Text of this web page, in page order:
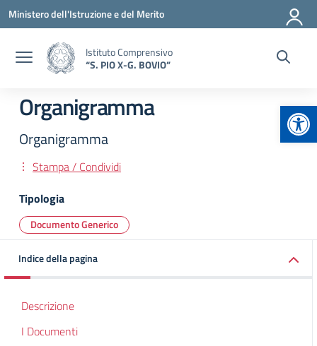
Vai ai contenuti
Vai al menu di navigazione
Vai al footer
Ministero dell'Istruzione e del Merito
Istituto Comprensivo
“S. PIO X-G. BOVIO”
Organigramma
Organigramma
Stampa / Condividi
Tipologia
Documento Generico
Indice della pagina
Descrizione
I Documenti